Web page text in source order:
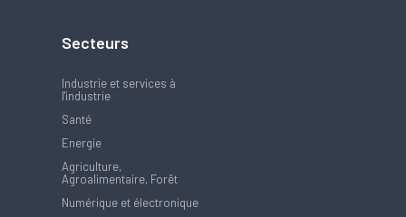
Secteurs
Industrie et services à
l'industrie
Santé
Energie
Agriculture,
Agroalimentaire, Forêt
Numérique et électronique